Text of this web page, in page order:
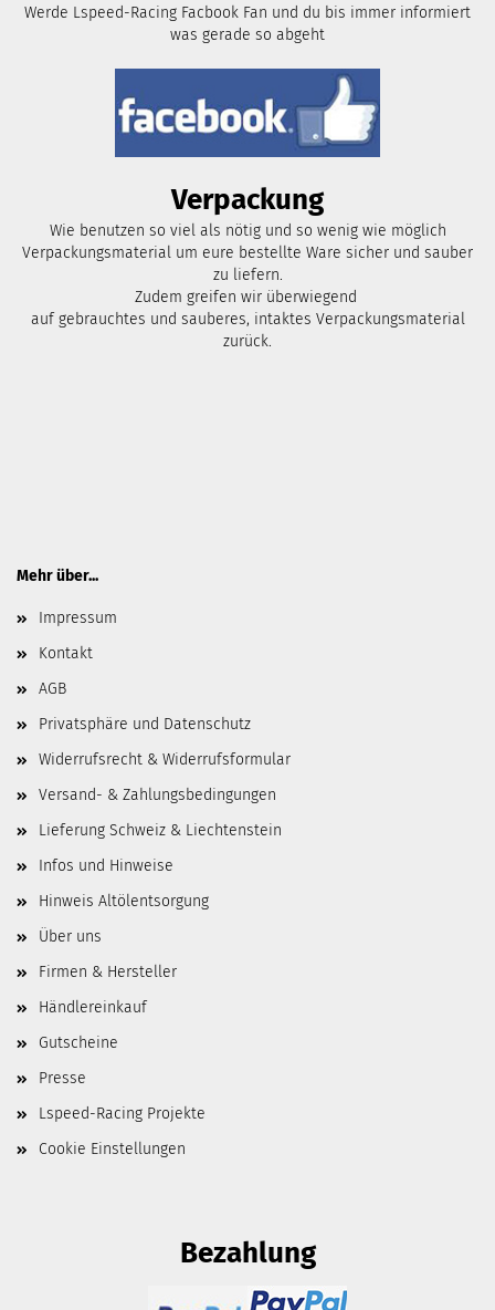
Werde Lspeed-Racing Facbook Fan und du bis immer informiert
was gerade so abgeht
Verpackung
Wie benutzen so viel als nötig und so wenig wie möglich
Verpackungsmaterial um eure bestellte Ware sicher und sauber
zu liefern.
Zudem greifen wir überwiegend
auf gebrauchtes und sauberes, intaktes Verpackungsmaterial
zurück.
Mehr über...
Impressum
Kontakt
AGB
Privatsphäre und Datenschutz
Widerrufsrecht & Widerrufsformular
Versand- & Zahlungsbedingungen
Lieferung Schweiz & Liechtenstein
Infos und Hinweise
Hinweis Altölentsorgung
Über uns
Firmen & Hersteller
Händlereinkauf
Gutscheine
Presse
Lspeed-Racing Projekte
Cookie Einstellungen
Bezahlung